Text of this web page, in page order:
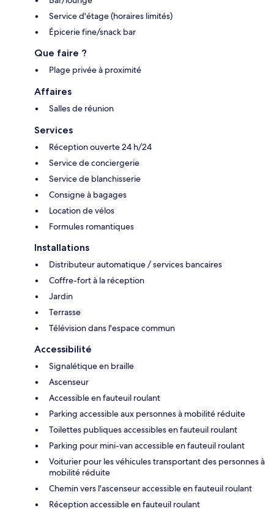
Service d'étage (horaires limités)
Épicerie fine/snack bar
Que faire ?
Plage privée à proximité
Affaires
Salles de réunion
Services
Réception ouverte 24 h/24
Service de conciergerie
Service de blanchisserie
Consigne à bagages
Location de vélos
Formules romantiques
Installations
Distributeur automatique / services bancaires
Coffre-fort à la réception
Jardin
Terrasse
Télévision dans l'espace commun
Accessibilité
Signalétique en braille
Ascenseur
Accessible en fauteuil roulant
Parking accessible aux personnes à mobilité réduite
Toilettes publiques accessibles en fauteuil roulant
Parking pour mini-van accessible en fauteuil roulant
Voiturier pour les véhicules transportant des personnes à
mobilité réduite
Chemin vers l'ascenseur accessible en fauteuil roulant
Réception accessible en fauteuil roulant